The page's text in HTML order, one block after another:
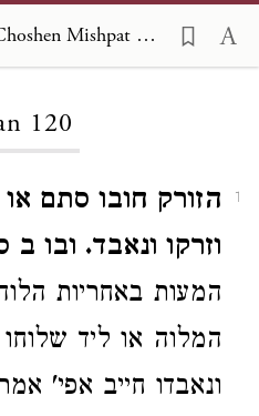
Shulchan Arukh, Choshen Mishpat 120
120
1
הזורק חובו סתם או
וזרקו ונאבד. ובו ב
המעות באחריות
המלוה או ליד שלוחו
ונאבדו חייב אפי'